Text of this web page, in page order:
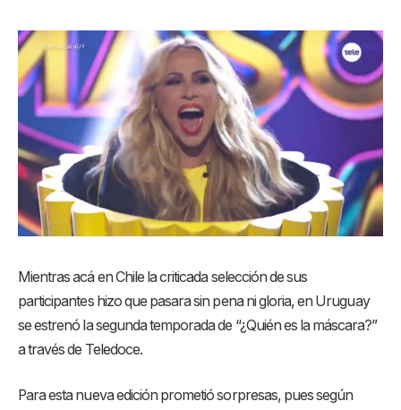
Mientras acá en Chile la criticada selección de sus
participantes hizo que pasara sin pena ni gloria, en Uruguay
se estrenó la segunda temporada de “¿Quién es la máscara?”
a través de Teledoce.
Para esta nueva edición prometió sorpresas, pues según